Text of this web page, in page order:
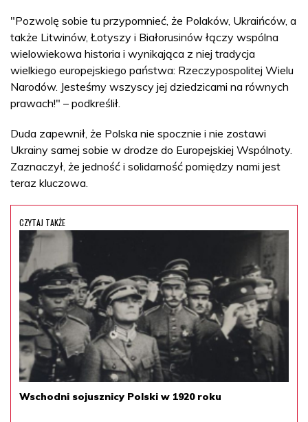
"Pozwolę sobie tu przypomnieć, że Polaków, Ukraińców, a
także Litwinów, Łotyszy i Białorusinów łączy wspólna
wielowiekowa historia i wynikająca z niej tradycja
wielkiego europejskiego państwa: Rzeczypospolitej Wielu
Narodów. Jesteśmy wszyscy jej dziedzicami na równych
prawach!" – podkreślił.
Duda zapewnił, że Polska nie spocznie i nie zostawi
Ukrainy samej sobie w drodze do Europejskiej Wspólnoty.
Zaznaczył, że jedność i solidarność pomiędzy nami jest
teraz kluczowa.
CZYTAJ TAKŻE
Wschodni sojusznicy Polski w 1920 roku